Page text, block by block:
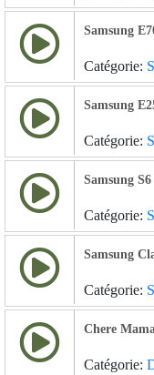
Samsung
Catégorie:
Samsung
Catégorie:
Samsung
Catégorie:
Samsung
Catégorie:
Chere
Catégorie: